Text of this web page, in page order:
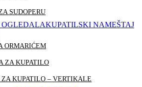
SUDOPERU
KUPATILSKI NAMEŠTAJ
ORMARIĆEM
ZA KUPATILO
KUPATILO – VERTIKALE